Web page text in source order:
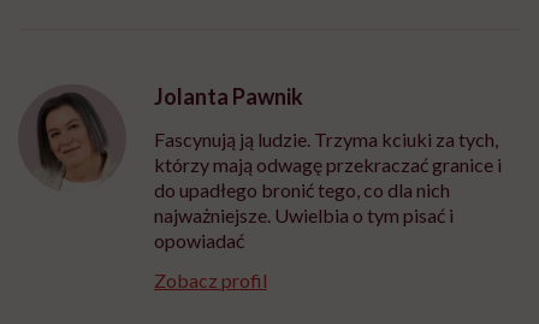
Jolanta Pawnik
Fascynują ją ludzie. Trzyma kciuki za tych,
którzy mają odwagę przekraczać granice i
do upadłego bronić tego, co dla nich
najważniejsze. Uwielbia o tym pisać i
opowiadać
Zobacz profil